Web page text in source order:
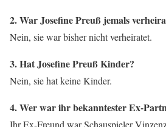
2. War Josefine Preuß jemals
Nein, sie war bisher nicht verheiratet.
3. Hat Josefine Preuß Kinder?
Nein, sie hat keine Kinder.
4. Wer war ihr bekanntester Ex-
Ihr Ex-Freund war Schauspieler